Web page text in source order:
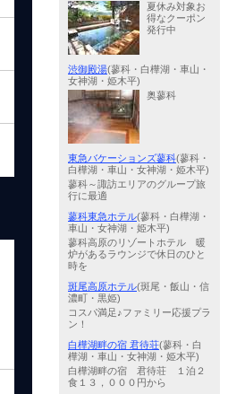
夏休み対象お
得なクーポン
発行中
渋御殿湯(蓼科・白樺湖・車山・
女神湖・姫木平)
奥蓼科
東急バケーションズ蓼科(蓼科・
白樺湖・車山・女神湖・姫木平)
蓼科～諏訪エリアのグループ旅
行に最適
蓼科東急ホテル(蓼科・白樺湖・
車山・女神湖・姫木平)
蓼科高原のリゾートホテル 暖
炉があるラウンジで休日のひと
時を
斑尾高原ホテル(斑尾・飯山・信
濃町・黒姫)
コスパ満足♪ファミリー応援プラ
ン！
白樺湖畔の宿 君待荘(蓼科・白
樺湖・車山・女神湖・姫木平)
白樺湖畔の宿 君待荘 １泊２
食１３，０００円から